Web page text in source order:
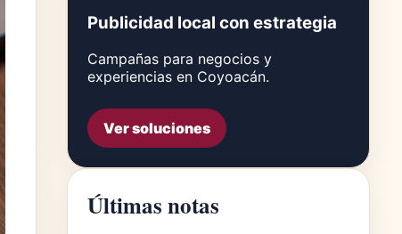
Publicidad local con estrategia
Campañas para negocios y
experiencias en Coyoacán.
Ver soluciones
Últimas notas